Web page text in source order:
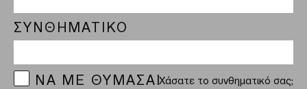
ΙΣΤΟΡΙΑ
ΣΥΝΘΗΜΑΤΙΚΟ
ΝΑ ΜΕ ΘΥΜΑΣΑΙΧάσατε το συνθηματικό σας;